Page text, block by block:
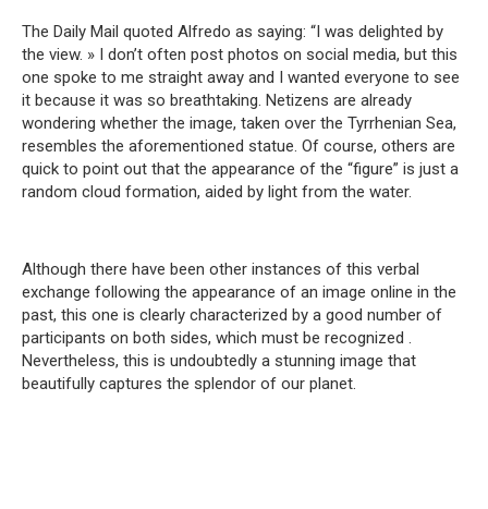
The Daily Mail quoted Alfredo as saying: “I was delighted by
the view. » I don’t often post photos on social media, but this
one spoke to me straight away and I wanted everyone to see
it because it was so breathtaking. Netizens are already
wondering whether the image, taken over the Tyrrhenian Sea,
resembles the aforementioned statue. Of course, others are
quick to point out that the appearance of the “figure” is just a
random cloud formation, aided by light from the water.
Although there have been other instances of this verbal
exchange following the appearance of an image online in the
past, this one is clearly characterized by a good number of
participants on both sides, which must be recognized .
Nevertheless, this is undoubtedly a stunning image that
beautifully captures the splendor of our planet.